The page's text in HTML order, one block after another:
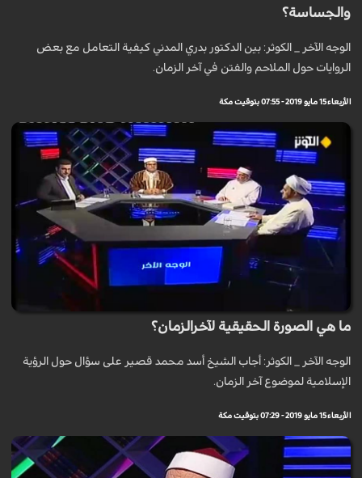
والجساسة؟
الوجه الآخر _ الكوثر: بين الدكتور بدري المدني كيفية التعامل مع بعض
الروايات حول الملاحم والفتن في آخر الزمان.
الأربعاء 15 مايو 2019 - 07:55 بتوقيت مكة
ما هي الصورة الحقيقية لآخرالزمان؟
الوجه الآخر _ الكوثر: أجاب الشيخ أسد محمد قصير على سؤال حول الرؤية
الإسلامية لموضوع آخر الزمان.
الأربعاء 15 مايو 2019 - 07:29 بتوقيت مكة